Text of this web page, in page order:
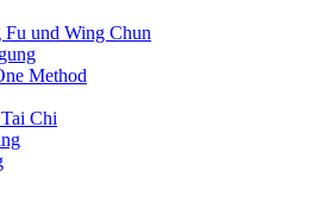
und Wing Chun
Method
Chi